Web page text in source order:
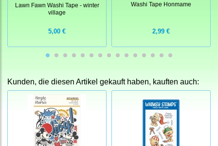
Lawn Fawn Washi Tape - winter
village
5,00 €
Washi Tape Honmame
2,99 €
Kunden, die diesen Artikel gekauft haben, kauften auch: